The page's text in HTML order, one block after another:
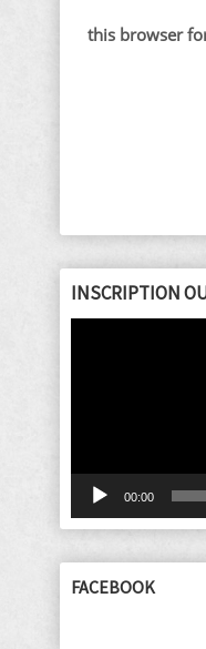
this browser
INSCRIPTION
00:00
FACEBOOK